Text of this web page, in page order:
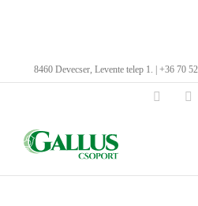
8460 Devecser, Levente telep 1. | +36 70